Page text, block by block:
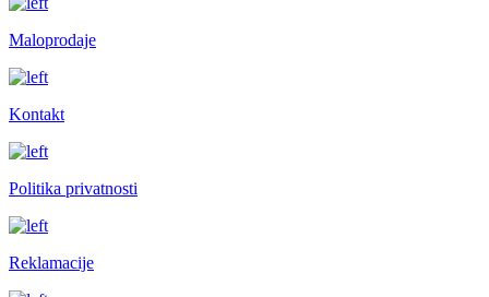
Maloprodaje
Kontakt
Politika privatnosti
Reklamacije